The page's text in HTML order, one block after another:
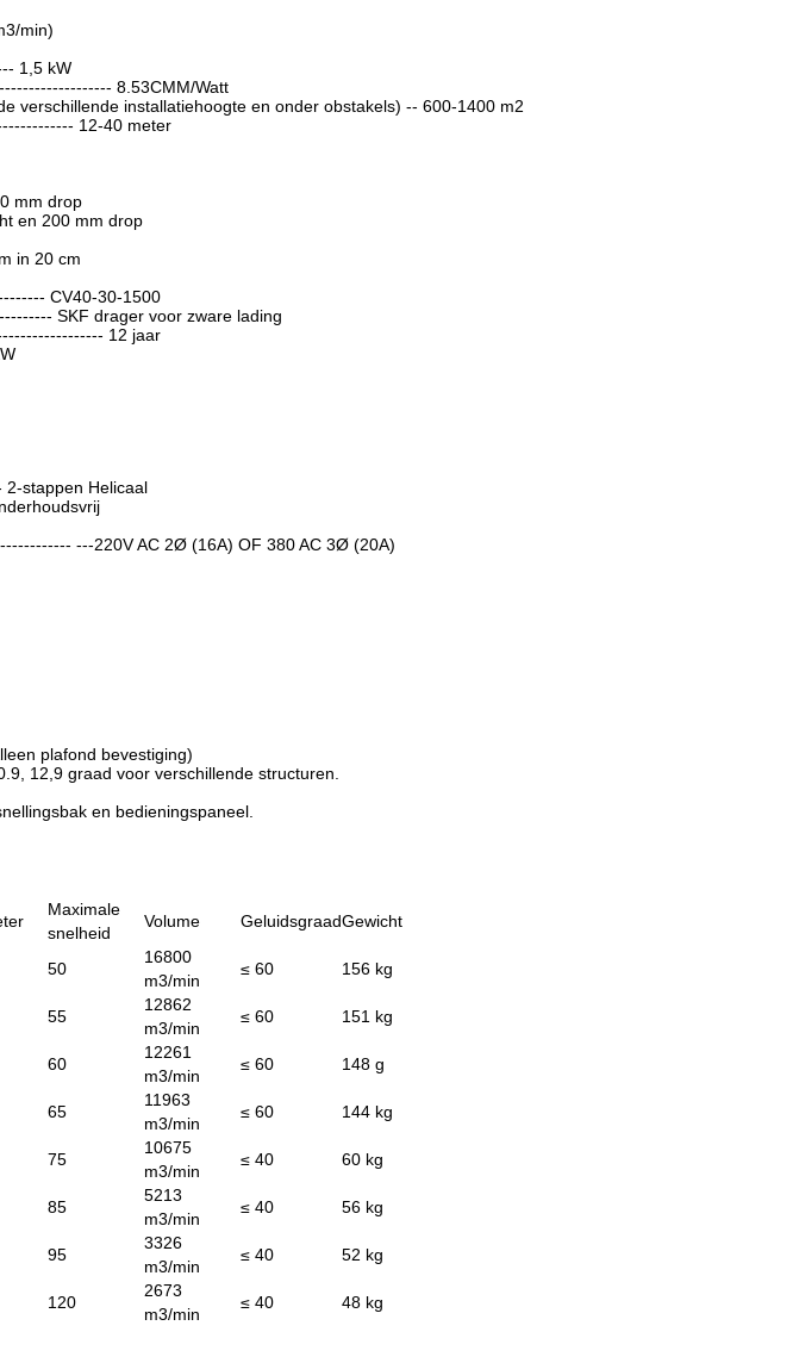
min)
1,5 kW
8.53CMM/Watt
verschillende installatiehoogte en onder obstakels) -- 600-1400 m2
12-40 meter
mm drop
en 200 mm drop
in 20 cm
CV40-30-1500
SKF drager voor zware lading
12 jaar
stappen Helicaal
---220V AC 2Ø (16A) OF 380 AC 3Ø (20A)
plafond bevestiging)
12,9 graad voor verschillende structuren.
en bedieningspaneel.
Maximale
snelheid
Volume GeluidsgraadGewicht
50
16800
m3/min
≤ 60 156 kg
55
12862
m3/min
≤ 60 151 kg
60
12261
m3/min
≤ 60 148 g
65
11963
m3/min
≤ 60 144 kg
75
10675
m3/min
≤ 40 60 kg
85
5213
m3/min
≤ 40 56 kg
95
3326
m3/min
≤ 40 52 kg
120
2673
m3/min
≤ 40 48 kg